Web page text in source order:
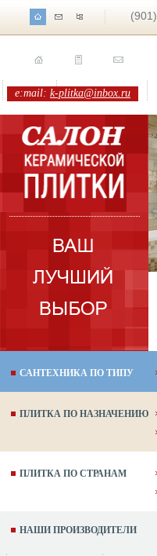
(901)
e:mail: k-plitka@inbox.ru
Бренд:Elfin
САНТЕХНИКА ПО ТИПУ
ПЛИТКА ПО НАЗНАЧЕНИЮ
ПЛИТКА ПО СТРАНАМ
НАШИ ПРОИЗВОДИТЕЛИ